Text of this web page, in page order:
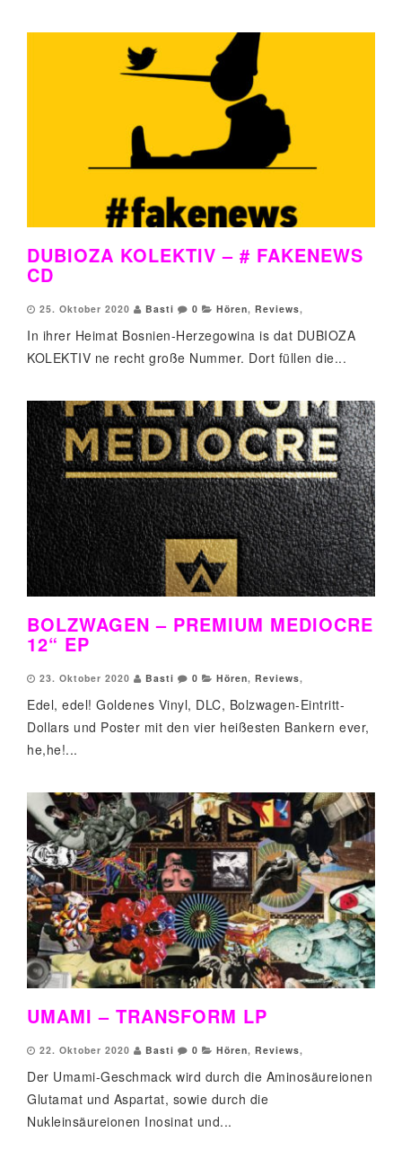
DUBIOZA KOLEKTIV – # FAKENEWS
CD
25. Oktober 2020 Basti 0 Hören, Reviews,
In ihrer Heimat Bosnien-Herzegowina is dat DUBIOZA
KOLEKTIV ne recht große Nummer. Dort füllen die...
BOLZWAGEN – PREMIUM MEDIOCRE
12“ EP
23. Oktober 2020 Basti 0 Hören, Reviews,
Edel, edel! Goldenes Vinyl, DLC, Bolzwagen-Eintritt-
Dollars und Poster mit den vier heißesten Bankern ever,
he,he!...
UMAMI – TRANSFORM LP
22. Oktober 2020 Basti 0 Hören, Reviews,
Der Umami-Geschmack wird durch die Aminosäureionen
Glutamat und Aspartat, sowie durch die
Nukleinsäureionen Inosinat und...